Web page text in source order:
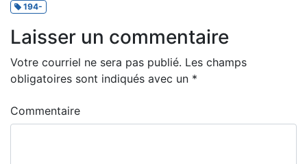
194-
Laisser un commentaire
Votre courriel ne sera pas publié. Les champs
obligatoires sont indiqués avec un *
Commentaire